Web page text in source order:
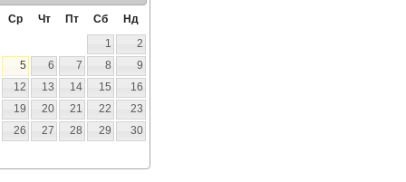
Ср Чт Пт Сб
Нд
1
2
5 6 7 8
9
12 13 14 15
16
19 20 21 22
23
26 27 28 29
30